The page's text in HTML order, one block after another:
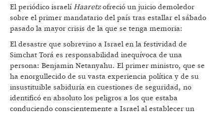
El periódico israelí Haaretzofreció un juicio demoledor
sobre el primer mandatario del país tras estallar el sábado
pasado la mayor crisis de la que se tenga memoria:
El desastre que sobrevino a Israel en la festividad de
Simchat Torá es responsabilidad inequívoca de una
persona: Benjamin Netanyahu. El primer ministro, que se
ha enorgullecido de su vasta experiencia política y de su
insustituible sabiduría en cuestiones de seguridad, no
identificó en absoluto los peligros a los que estaba
conduciendo conscientemente a Israel al establecer un